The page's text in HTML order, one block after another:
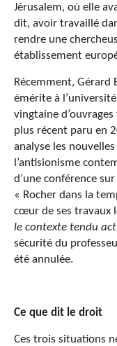
Jérusalem, où elle
dit, avoir travaillé
rendre une
établissement
Récemment, Gérard
émérite à
vingtaine
plus récent paru en
analyse les
l’antisionisme
d’une conférence
« Rocher dans la
cœur de ses travaux
le contexte tendu
sécurité du
été annulée.
Ce que dit le droit
Ces trois situations